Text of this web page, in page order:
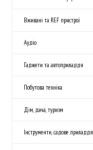
Вживані та REF пристрої
Аудіо
Гаджети та автоприладдя
Побутова техніка
Дім, дача, туризм
Інструменти, садове приладдя